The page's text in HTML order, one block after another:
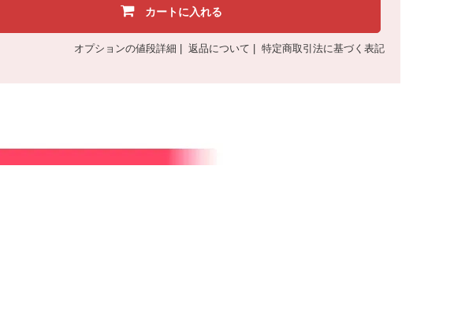
カートに入れる
オプションの値段詳細 返品について 特定商取引法に基づく表記